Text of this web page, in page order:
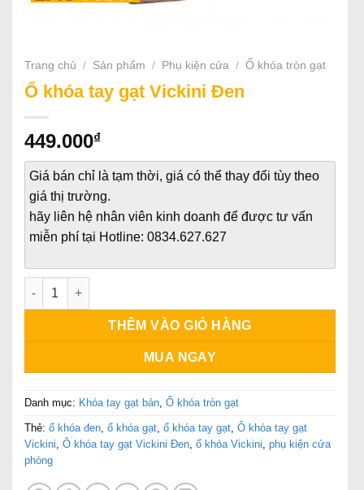
Trang chủ / Sản phẩm / Phụ kiện cửa / Ổ khóa tròn gạt
Ổ khóa tay gạt Vickini Đen
449.000₫
Giá bán chỉ là tạm thời, giá có thể thay đổi tùy theo
giá thị trường.
hãy liên hệ nhân viên kinh doanh để được tư vấn
miễn phí tại Hotline: 0834.627.627
Ổ khóa tay gạt Vickini Đen số lượng
THÊM VÀO GIỎ HÀNG
MUA NGAY
Danh mục: Khóa tay gạt bản Ổ khóa tròn gạt
Thẻ: ổ khóa đen ổ khóa gạt ổ khóa tay gạt Ô khóa tay gạt
Vickini Ô khóa tay gạt Vickini Đen ổ khóa Vickini phụ kiện cửa
phòng